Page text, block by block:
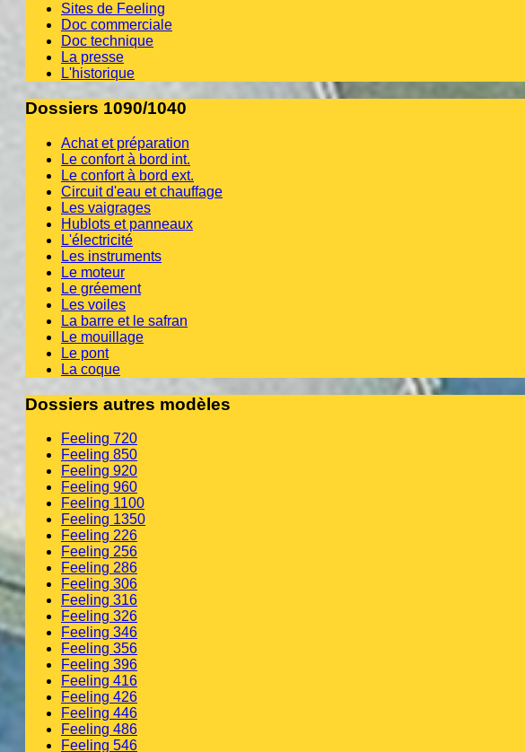
Sites de Feeling
Doc commerciale
Doc technique
La presse
L'historique
Dossiers 1090/1040
Achat et préparation
Le confort à bord int.
Le confort à bord ext.
Circuit d'eau et chauffage
Les vaigrages
Hublots et panneaux
L'électricité
Les instruments
Le moteur
Le gréement
Les voiles
La barre et le safran
Le mouillage
Le pont
La coque
Dossiers autres modèles
Feeling 720
Feeling 850
Feeling 920
Feeling 960
Feeling 1100
Feeling 1350
Feeling 226
Feeling 256
Feeling 286
Feeling 306
Feeling 316
Feeling 326
Feeling 346
Feeling 356
Feeling 396
Feeling 416
Feeling 426
Feeling 446
Feeling 486
Feeling 546